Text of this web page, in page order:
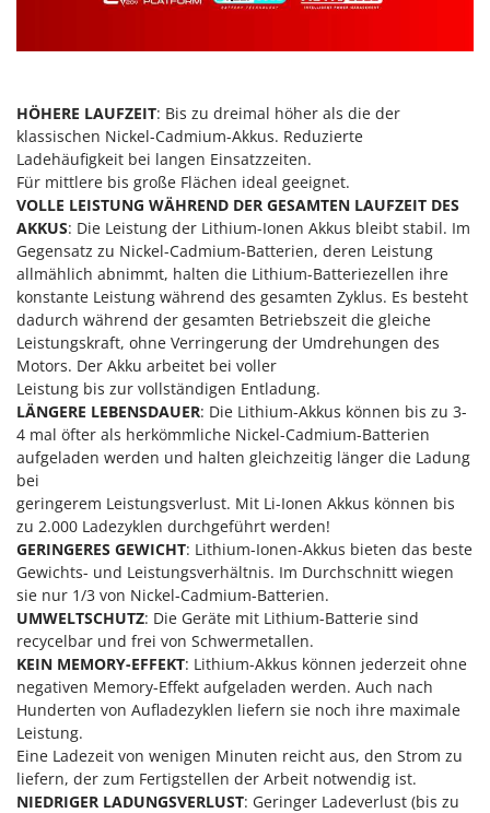
T
Teppichreiniger und Teppichbodenreiniger
Thermische und mechanische Unkrautbrenner
Tomatenpressen
Tragbare Powerstationen
Traktor-Heckenscheren mit Ausleger
U
Umfüllpumpen
Umkehrfräsen
V
Vakuumiergeräte
Vertikutierer
W
Wasserpumpen
Wasserpumpen für Traktoren
Wein- und Obstpressen
Wein- und Ölschichtenfilter
Weitere Produkte
Wiesenwalzen für Traktor
Wippsägen
Wurstfüller
Intec
Iseki
Italyco
ITM
J JOLLY ITALIA
K
KAAZ
Karcher
Kasco
Kemper
Kenwood
KitchenAid
Komo
L
Laica
Lampacrescia - MGM
Landxcape
LAR Casalinghi
Lavor
Linea VZ
Lisam
HÖHERE LAUFZEIT: Bis zu dreimal höher als die der
klassischen Nickel-Cadmium-Akkus. Reduzierte
Ladehäufigkeit bei langen Einsatzzeiten.
Für mittlere bis große Flächen ideal geeignet.
VOLLE LEISTUNG WÄHREND DER GESAMTEN LAUFZEIT DES
AKKUS: Die Leistung der Lithium-Ionen Akkus bleibt stabil. Im
Gegensatz zu Nickel-Cadmium-Batterien, deren Leistung
allmählich abnimmt, halten die Lithium-Batteriezellen ihre
konstante Leistung während des gesamten Zyklus. Es besteht
dadurch während der gesamten Betriebszeit die gleiche
Leistungskraft, ohne Verringerung der Umdrehungen des
Motors. Der Akku arbeitet bei voller
Leistung bis zur vollständigen Entladung.
LÄNGERE LEBENSDAUER: Die Lithium-Akkus können bis zu 3-
4 mal öfter als herkömmliche Nickel-Cadmium-Batterien
aufgeladen werden und halten gleichzeitig länger die Ladung
bei
geringerem Leistungsverlust. Mit Li-Ionen Akkus können bis
zu 2.000 Ladezyklen durchgeführt werden!
GERINGERES GEWICHT: Lithium-Ionen-Akkus bieten das beste
Gewichts- und Leistungsverhältnis. Im Durchschnitt wiegen
sie nur 1/3 von Nickel-Cadmium-Batterien.
UMWELTSCHUTZ: Die Geräte mit Lithium-Batterie sind
recycelbar und frei von Schwermetallen.
KEIN MEMORY-EFFEKT: Lithium-Akkus können jederzeit ohne
negativen Memory-Effekt aufgeladen werden. Auch nach
Hunderten von Aufladezyklen liefern sie noch ihre maximale
Leistung.
Eine Ladezeit von wenigen Minuten reicht aus, den Strom zu
liefern, der zum Fertigstellen der Arbeit notwendig ist.
NIEDRIGER LADUNGSVERLUST: Geringer Ladeverlust (bis zu